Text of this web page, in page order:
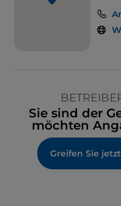
Sie sind der
möchten